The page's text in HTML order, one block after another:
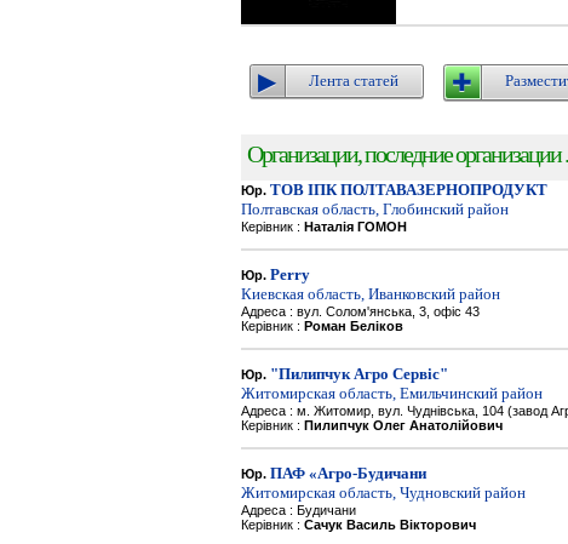
Лента статей
Организации, последние организации
Юр. ТОВ ІПК ПОЛТАВАЗЕРНОПРОДУКТ
Полтавская область, Глобинский район
Керівник : Наталія ГОМОН
Юр. Perry
Киевская область, Иванковский район
Адреса : вул. Солом'янська, 3, офіс 43
Керівник : Роман Беліков
Юр. "Пилипчук Агро Сервіс"
Житомирская область, Емильчинский район
Адреса : м. Житомир, вул. Чуднівська, 104 (завод
Керівник : Пилипчук Олег Анатолійович
Юр. ПАФ «Агро-Будичани
Житомирская область, Чудновский район
Адреса : Будичани
Керівник : Сачук Василь Вікторович